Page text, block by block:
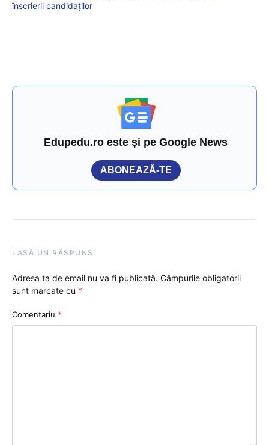
înscrierii candidaților
Edupedu.ro este și pe Google News
ABONEAZĂ-TE
LASĂ UN RĂSPUNS
Adresa ta de email nu va fi publicată. Câmpurile obligatorii
sunt marcate cu *
Comentariu *